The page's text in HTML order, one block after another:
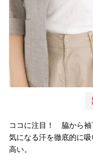
ココに注目！ 脇から袖
気になる汗を徹底的に
高い。